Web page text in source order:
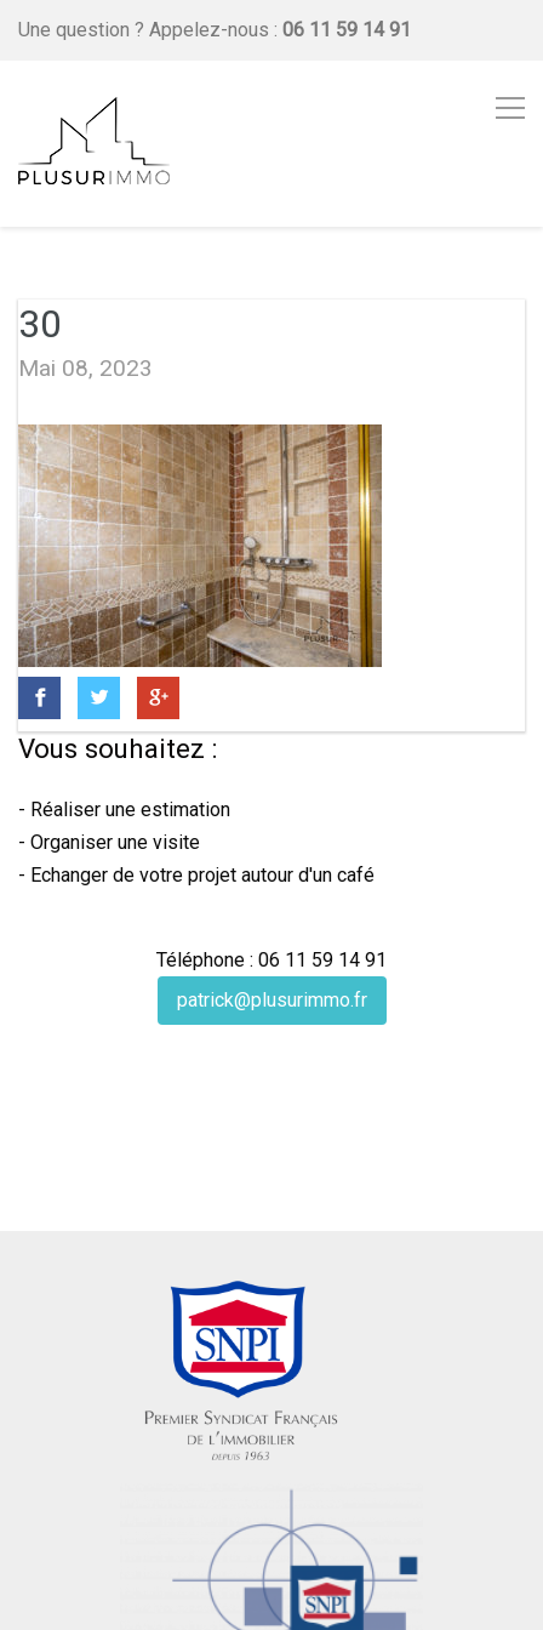
Une question ? Appelez-nous : 06 11 59 14 91
30
Mai 08, 2023
Vous souhaitez :
- Réaliser une estimation
- Organiser une visite
- Echanger de votre projet autour d'un café
Téléphone : 06 11 59 14 91
patrick@plusurimmo.fr